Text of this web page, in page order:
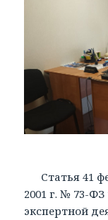
Статья 41
2001 г. № 73-
экспертной